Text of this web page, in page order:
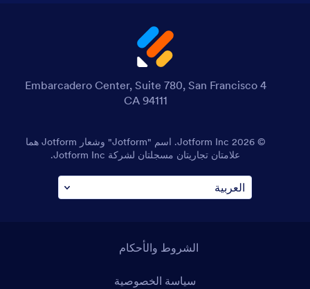
4 Embarcadero Center, Suite 780, San Francisco
CA 94111
© 2026 Jotform Inc. اسم "Jotform" وشعار Jotform هما
علامتان تجاريتان مسجلتان لشركة Jotform Inc.
الشروط والأحكام
سياسة الخصوصية